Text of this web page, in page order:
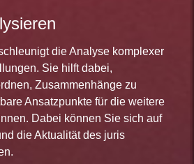
die Analyse komplexer
Sie hilft dabei,
Zusammenhänge zu
Ansatzpunkte für die weitere
Dabei können Sie sich auf
die Aktualität des juris